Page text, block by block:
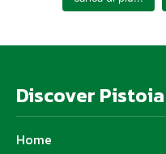
Discover Pistoia
Home